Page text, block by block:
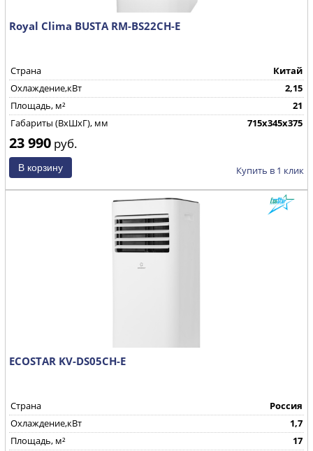
Royal Clima BUSTA RM-BS22CH-E
Страна
Китай
Охлаждение,кВт
2,15
Площадь, м²
21
Габариты (ВхШхГ), мм
715х345х375
23 990 руб.
Купить в 1 клик
ECOSTAR KV-DS05CH-E
Страна
Россия
Охлаждение,кВт
1,7
Площадь, м²
17